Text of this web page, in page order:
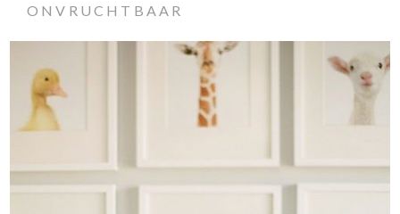
ONVRUCHTBAAR